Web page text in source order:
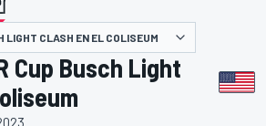
LIGHT CLASH EN EL COLISEUM
Cup Busch Light